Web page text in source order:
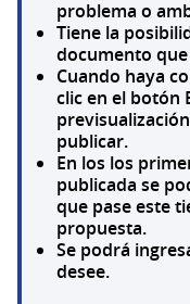
problema o
Tiene la
documento
Cuando haya
clic en el botón
publicar.
En los los
publicada se
que pase este
propuesta.
Se podrá
desee.